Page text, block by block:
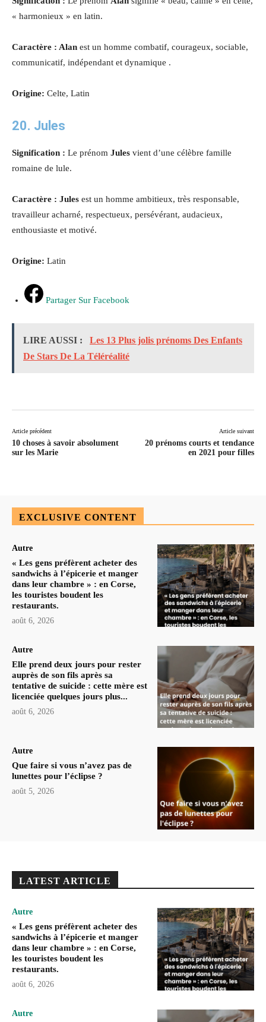
« harmonieux » en latin.
Caractère : Alan est un homme combatif, courageux, sociable,
communicatif, indépendant et dynamique .
Origine: Celte, Latin
20. Jules
Signification : Le prénom Jules vient d’une célèbre famille
romaine de lule.
Caractère : Jules est un homme ambitieux, très responsable,
travailleur acharné, respectueux, persévérant, audacieux,
enthousiaste et motivé.
Origine: Latin
Partager Sur Facebook
LIRE AUSSI :
Les 13 Plus jolis prénoms Des Enfants
De Stars De La Téléréalité
Article précédent
10 choses à savoir absolument
sur les Marie
Article suivant
20 prénoms courts et tendance
en 2021 pour filles
EXCLUSIVE CONTENT
Autre
« Les gens préfèrent acheter des
sandwichs à l’épicerie et manger
dans leur chambre » : en Corse,
les touristes boudent les
restaurants.
août 6, 2026
Autre
Elle prend deux jours pour rester
auprès de son fils après sa
tentative de suicide : cette mère est
licenciée quelques jours plus...
août 6, 2026
Autre
Que faire si vous n’avez pas de
lunettes pour l’éclipse ?
août 5, 2026
LATEST ARTICLE
Autre
« Les gens préfèrent acheter des
sandwichs à l’épicerie et manger
dans leur chambre » : en Corse,
les touristes boudent les
restaurants.
août 6, 2026
Autre